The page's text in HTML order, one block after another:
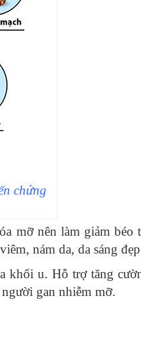
chứng
mỡ nên làm giảm béo
nám da, da sáng
khối u. Hỗ trợ tăng
gan nhiễm mỡ.